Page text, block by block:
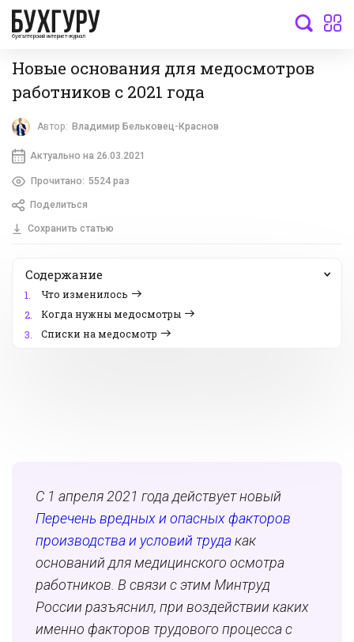
бухгалтерский интернет-журнал
Новые основания для медосмотров
работников с 2021 года
Автор: Владимир Бельковец-Краснов
Актуально на 26.03.2021
Прочитано: 5524 раз
Поделиться
Сохранить статью
Содержание
1.
Что изменилось
2.
Когда нужны медосмотры
3.
Списки на медосмотр
С 1 апреля 2021 года действует новый
Перечень вредных и опасных факторов
производства и условий трудакак
оснований для медицинского осмотра
работников. В связи с этим Минтруд
России разъяснил, при воздействии каких
именно факторов трудового процесса с